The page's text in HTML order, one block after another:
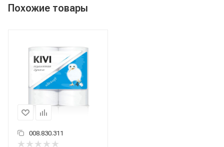
Похожие товары
008.830.311